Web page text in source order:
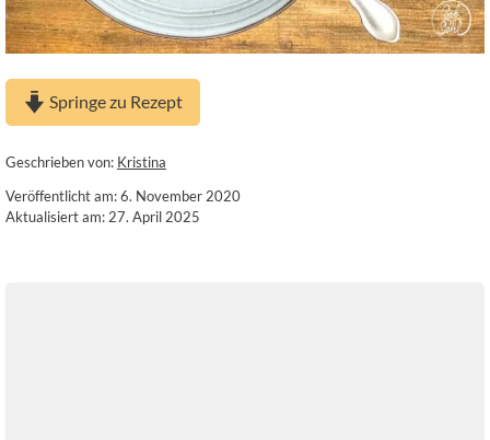
Springe zu Rezept
Geschrieben von: Kristina
Veröffentlicht am: 6. November 2020
Aktualisiert am: 27. April 2025